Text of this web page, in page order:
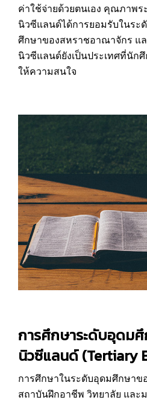
ค่าใช้จ่ายด้วยตนเอง คุณภาพร
นิวซีแลนด์ได้การยอมรับในระ
ศึกษาของสหราชอาณาจักร แ
นิวซีแลนด์ยังเป็นประเทศที่นัก
ให้ความสนใจ
การศึกษาระดับอุดม
นิวซีแลนด์ (Tertiary
การศึกษาในระดับอุดมศึกษาข
สถาบันฝึกอาชีพ วิทยาลัย และ